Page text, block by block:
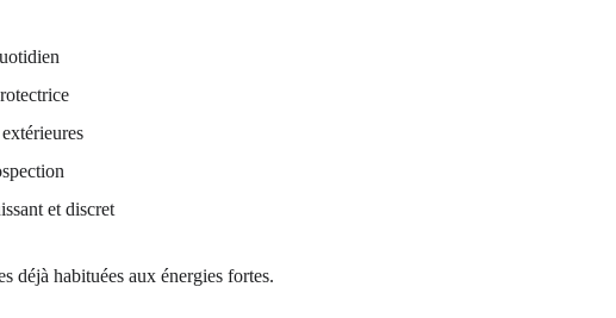
et discret
déjà habituées aux énergies fortes.